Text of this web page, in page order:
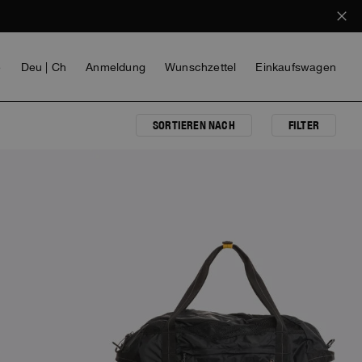
EVERYDAY WEAR
EVERYDAY WEAR
VOICES FROM ANY COAST
Deu | Ch Anmeldung Wunschzettel Einkaufswagen
SORTIEREN NACH FILTER